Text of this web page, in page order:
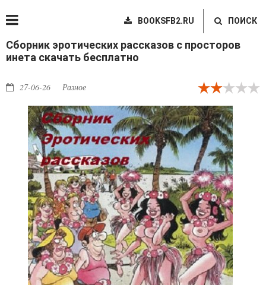
BOOKSFB2.RU ПОИСК
Сборник эротических рассказов с просторов
инета скачать бесплатно
27-06-26 Разное